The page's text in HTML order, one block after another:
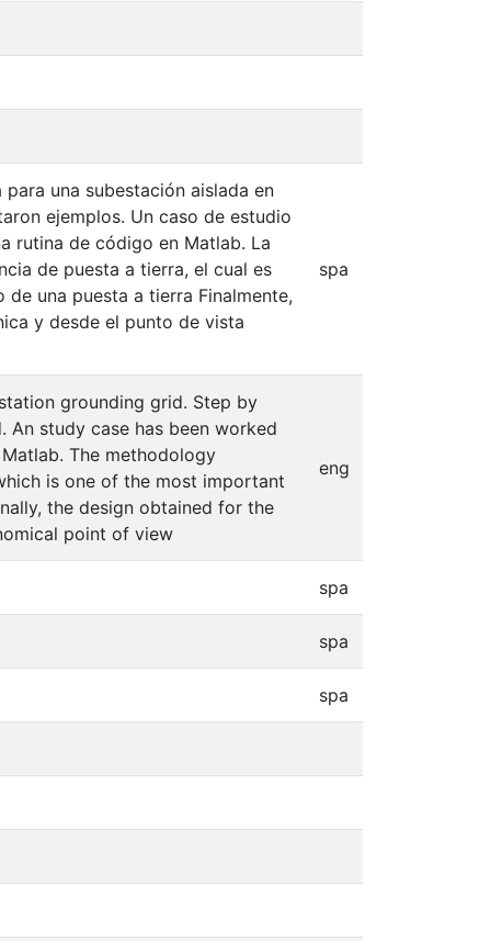
una subestación aislada en
ejemplos. Un caso de estudio
rutina de código en Matlab. La
de puesta a tierra, el cual es
una puesta a tierra Finalmente,
y desde el punto de vista
spa
grounding grid. Step by
An study case has been worked
The methodology
is one of the most important
the design obtained for the
point of view
eng
spa
spa
spa